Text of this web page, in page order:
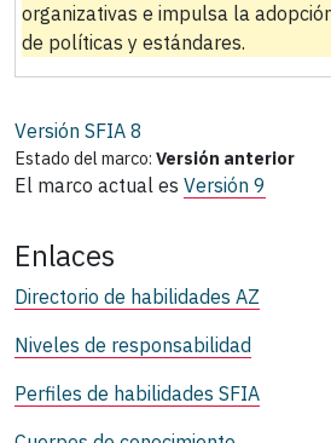
organizativas e impulsa la
de políticas y estándares.
Versión SFIA 8
Estado del marco: Versión anterior
El marco actual es Versión 9
Enlaces
Directorio de habilidades AZ
Niveles de responsabilidad
Perfiles de habilidades SFIA